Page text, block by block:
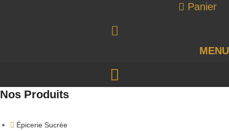
Panier
MENU
Nos Produits
Épicerie Sucrée